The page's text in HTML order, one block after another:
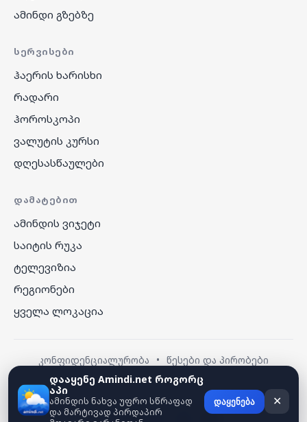
ამინდი გზებზე
ᲡᲔᲠᲕᲘᲡᲔᲑᲘ
ჰაერის ხარისხი
რადარი
ჰოროსკოპი
ვალუტის კურსი
დღესასწაულები
ᲓᲐᲛᲐᲢᲔᲑᲘᲗ
ამინდის ვიჯეტი
საიტის რუკა
ტელევიზია
რეგიონები
ყველა ლოკაცია
კონფიდენციალურობა • წესები და პირობები
© 2026 amindi.net — ყველა უფლება დაცულია.
დააყენე Amindi.net როგორც
აპი
ამინდის ნახვა უფრო სწრაფად
და მარტივად პირდაპირ
დაყენება ✕